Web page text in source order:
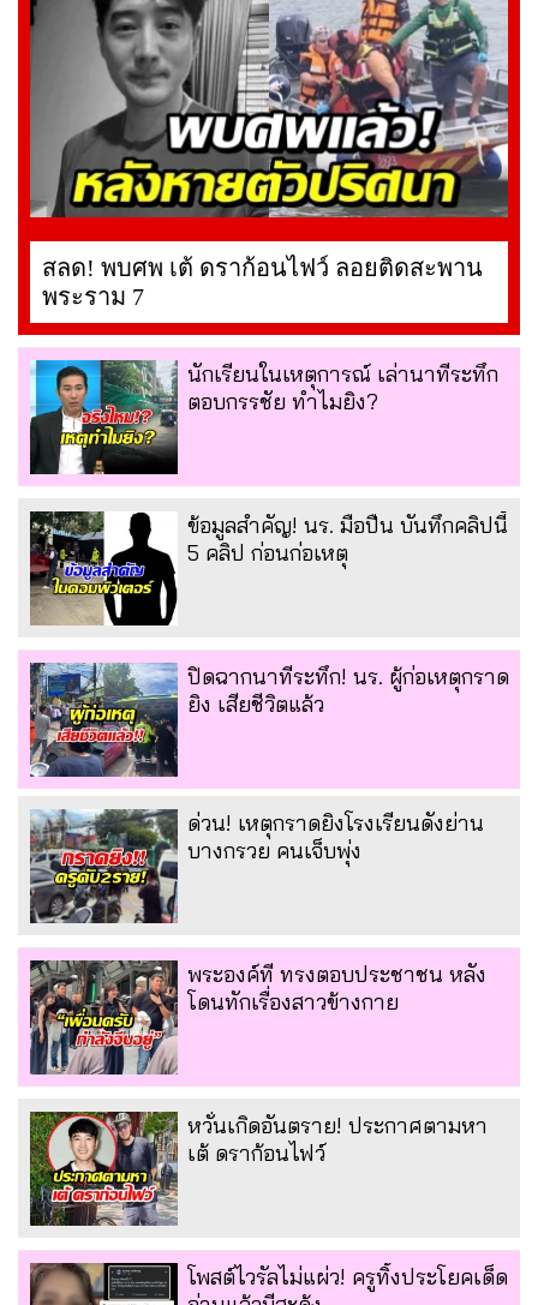
สลด! พบศพ เต้ ดราก้อนไฟว์ ลอยติดสะพาน
พระราม 7
นักเรียนในเหตุการณ์ เล่านาทีระทึก
ตอบกรรชัย ทำไมยิง?
ข้อมูลสำคัญ! นร. มือปืน บันทึกคลิปนี้
5 คลิป ก่อนก่อเหตุ
ปิดฉากนาทีระทึก! นร. ผู้ก่อเหตุกราด
ยิง เสียชีวิตแล้ว
ด่วน! เหตุกราดยิงโรงเรียนดังย่าน
บางกรวย คนเจ็บพุ่ง
พระองค์ที ทรงตอบประชาชน หลัง
โดนทักเรื่องสาวข้างกาย
หวั่นเกิดอันตราย! ประกาศตามหา
เต้ ดราก้อนไฟว์
โพสต์ไวรัลไม่แผ่ว! ครูทิ้งประโยคเด็ด